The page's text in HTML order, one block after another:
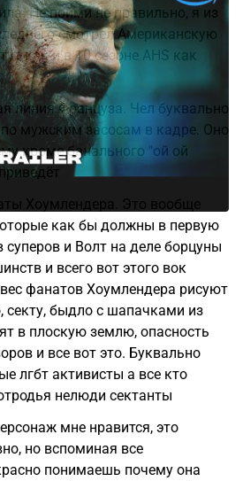
Не пойми не правильно, я из
смотрел Американскую
как и в 10 сезоне AHS как
линия Француза. Чел буквально
мужским засосам в кадре. Оно
кроме банального "ой ой
Хоумлендера. Это вообще
как бы должны в первую
и Волт на деле борцуны
и всего вот этого вок
фанатов Хоумлендера рисуют
секту, быдло с шапачками из
в плоскую землю, опасность
и все вот это. Буквально
лгбт активисты а все кто
нелюди сектанты
мне нравится, это
но вспоминая все
понимаешь почему она